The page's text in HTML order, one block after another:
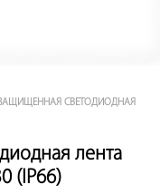
СВЕТОДИОДНАЯ
лента
(IP66)